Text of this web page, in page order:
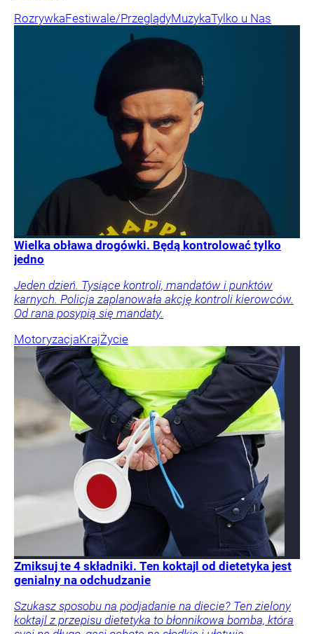
RozrywkaFestiwale/PrzeglądyMuzykaTylko u Nas
Wielka obława drogówki. Będą kontrolować tylko
jedno
Jeden dzień. Tysiące kontroli, mandatów i punktów
karnych. Policja zaplanowała akcję kontroli kierowców.
Od rana posypią się mandaty.
MotoryzacjaKrajŻycie
Zmiksuj te 4 składniki. Ten koktajl od dietetyka jest
genialny na odchudzanie
Szukasz sposobu na podjadanie na diecie? Ten zielony
koktajl z przepisu dietetyka to błonnikowa bomba, która